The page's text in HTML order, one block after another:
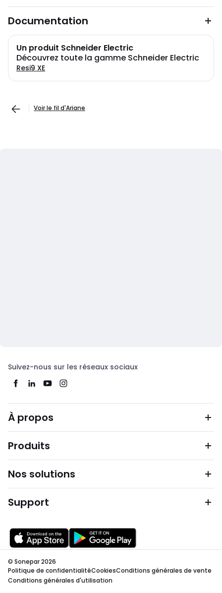
Documentation
Un produit Schneider Electric
Découvrez toute la gamme Schneider Electric
Resi9 XE
Voir le fil d'Ariane
Suivez-nous sur les réseaux sociaux
À propos
Produits
Nos solutions
Support
© Sonepar 2026
Politique de confidentialitéCookiesConditions générales de vente
Conditions générales d'utilisation